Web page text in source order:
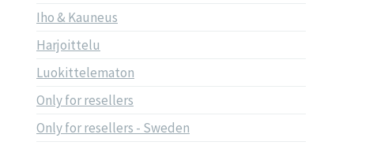
Iho & Kauneus
Harjoittelu
Luokittelematon
Only for resellers
Only for resellers - Sweden